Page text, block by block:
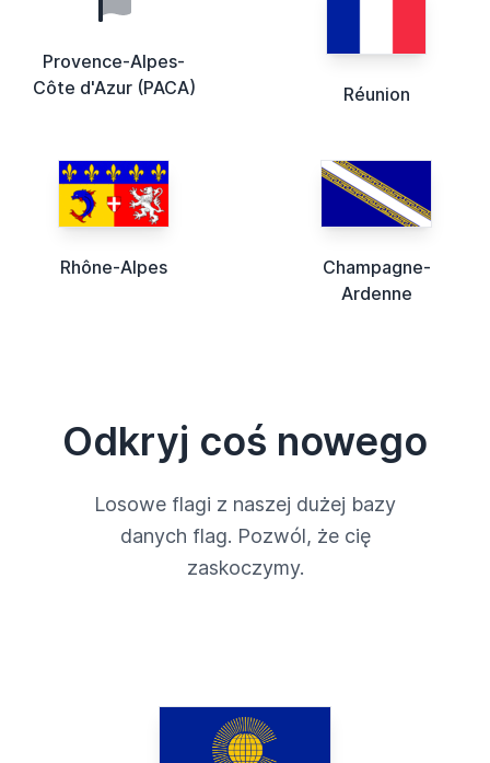
Provence-Alpes-
Côte d'Azur (PACA)
Réunion
Rhône-Alpes
Champagne-
Ardenne
Odkryj coś nowego
Losowe flagi z naszej dużej bazy
danych flag. Pozwól, że cię
zaskoczymy.